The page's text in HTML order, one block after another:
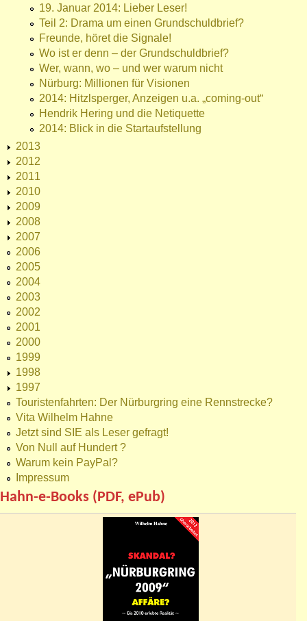
19. Januar 2014: Lieber Leser!
Teil 2: Drama um einen Grundschuldbrief?
Freunde, höret die Signale!
Wo ist er denn – der Grundschuldbrief?
Wer, wann, wo – und wer warum nicht
Nürburg: Millionen für Visionen
2014: Hitzlsperger, Anzeigen u.a. „coming-out“
Hendrik Hering und die Netiquette
2014: Blick in die Startaufstellung
2013
2012
2011
2010
2009
2008
2007
2006
2005
2004
2003
2002
2001
2000
1999
1998
1997
Touristenfahrten: Der Nürburgring eine Rennstrecke?
Vita Wilhelm Hahne
Jetzt sind SIE als Leser gefragt!
Von Null auf Hundert ?
Warum kein PayPal?
Impressum
Hahn-e-Books (PDF, ePub)